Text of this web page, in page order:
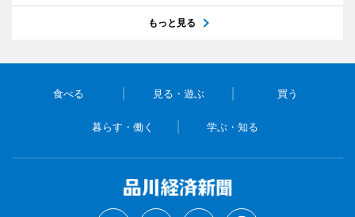
もっと見る
食べる 見る・遊ぶ 買う
暮らす・働く 学ぶ・知る